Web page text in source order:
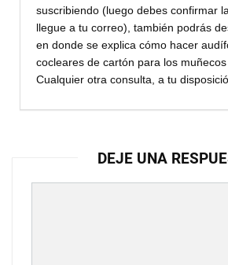
suscribiendo (luego debes confirmar
llegue a tu correo), también podrás
en donde se explica cómo hacer
cocleares de cartón para los muñecos
Cualquier otra consulta, a tu
DEJE UNA